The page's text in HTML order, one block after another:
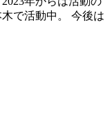
で活動中。 今後は